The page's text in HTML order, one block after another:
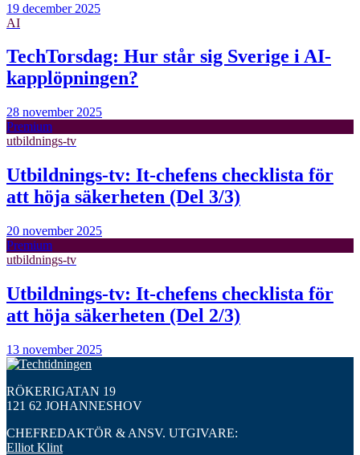
19 december 2025
AI
TechTorsdag: Hur står sig Sverige i AI-
kapplöpningen?
28 november 2025
Premium
utbildnings-tv
Utbildnings-tv: It-chefens checklista för
att höja säkerheten (Del 3/3)
20 november 2025
Premium
utbildnings-tv
Utbildnings-tv: It-chefens checklista för
att höja säkerheten (Del 2/3)
13 november 2025
RÖKERIGATAN 19
121 62 JOHANNESHOV
CHEFREDAKTÖR & ANSV. UTGIVARE:
Elliot Klint